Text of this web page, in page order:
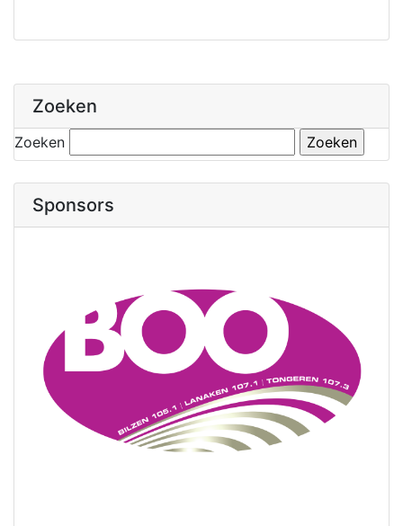
Zoeken
Zoeken
Sponsors